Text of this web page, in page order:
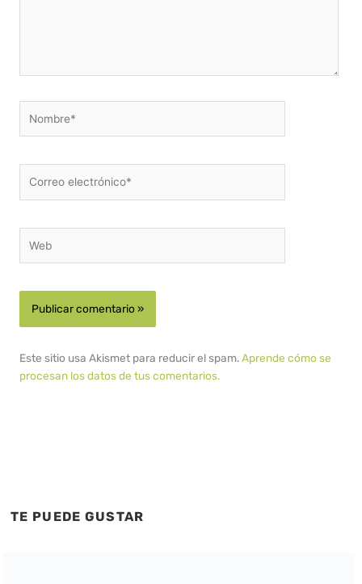
electrónico*
Este sitio usa Akismet para reducir el spam.Aprende cómo se
procesan los datos de tus comentarios.
TE PUEDE GUSTAR